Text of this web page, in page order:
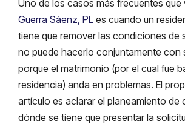
Uno de los casos más frecuentes que
Guerra Sáenz, PL es cuando un
tiene que remover las condiciones de
no puede hacerlo conjuntamente con
porque el matrimonio (por el cual fue
residencia) anda en problemas. El
artículo es aclarar el planeamiento de
dónde se tiene que presentar la